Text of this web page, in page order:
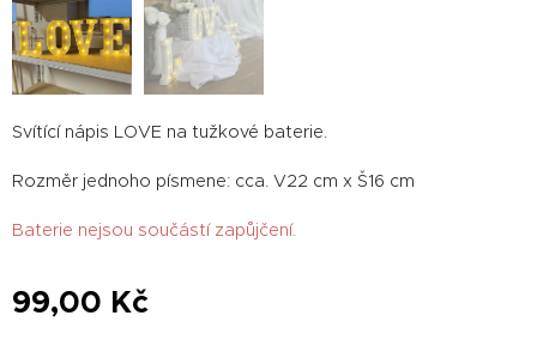
Svítící nápis LOVE na tužkové baterie.
Rozměr jednoho písmene: cca. V22 cm x Š16 cm
Baterie nejsou součástí zapůjčení.
99,00 Kč